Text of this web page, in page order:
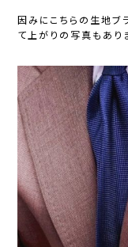
因みにこちらの生地ブ
て上がりの写真もあり